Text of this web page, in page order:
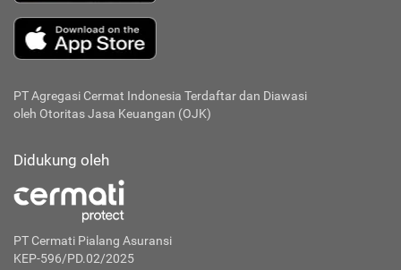
PT Agregasi Cermat Indonesia Terdaftar dan Diawasi
oleh Otoritas Jasa Keuangan (OJK)
Didukung oleh
PT Cermati Pialang Asuransi
KEP-596/PD.02/2025